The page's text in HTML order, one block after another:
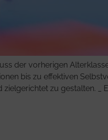
der vorherigen
bis zu effektiven
zu gestalten. _